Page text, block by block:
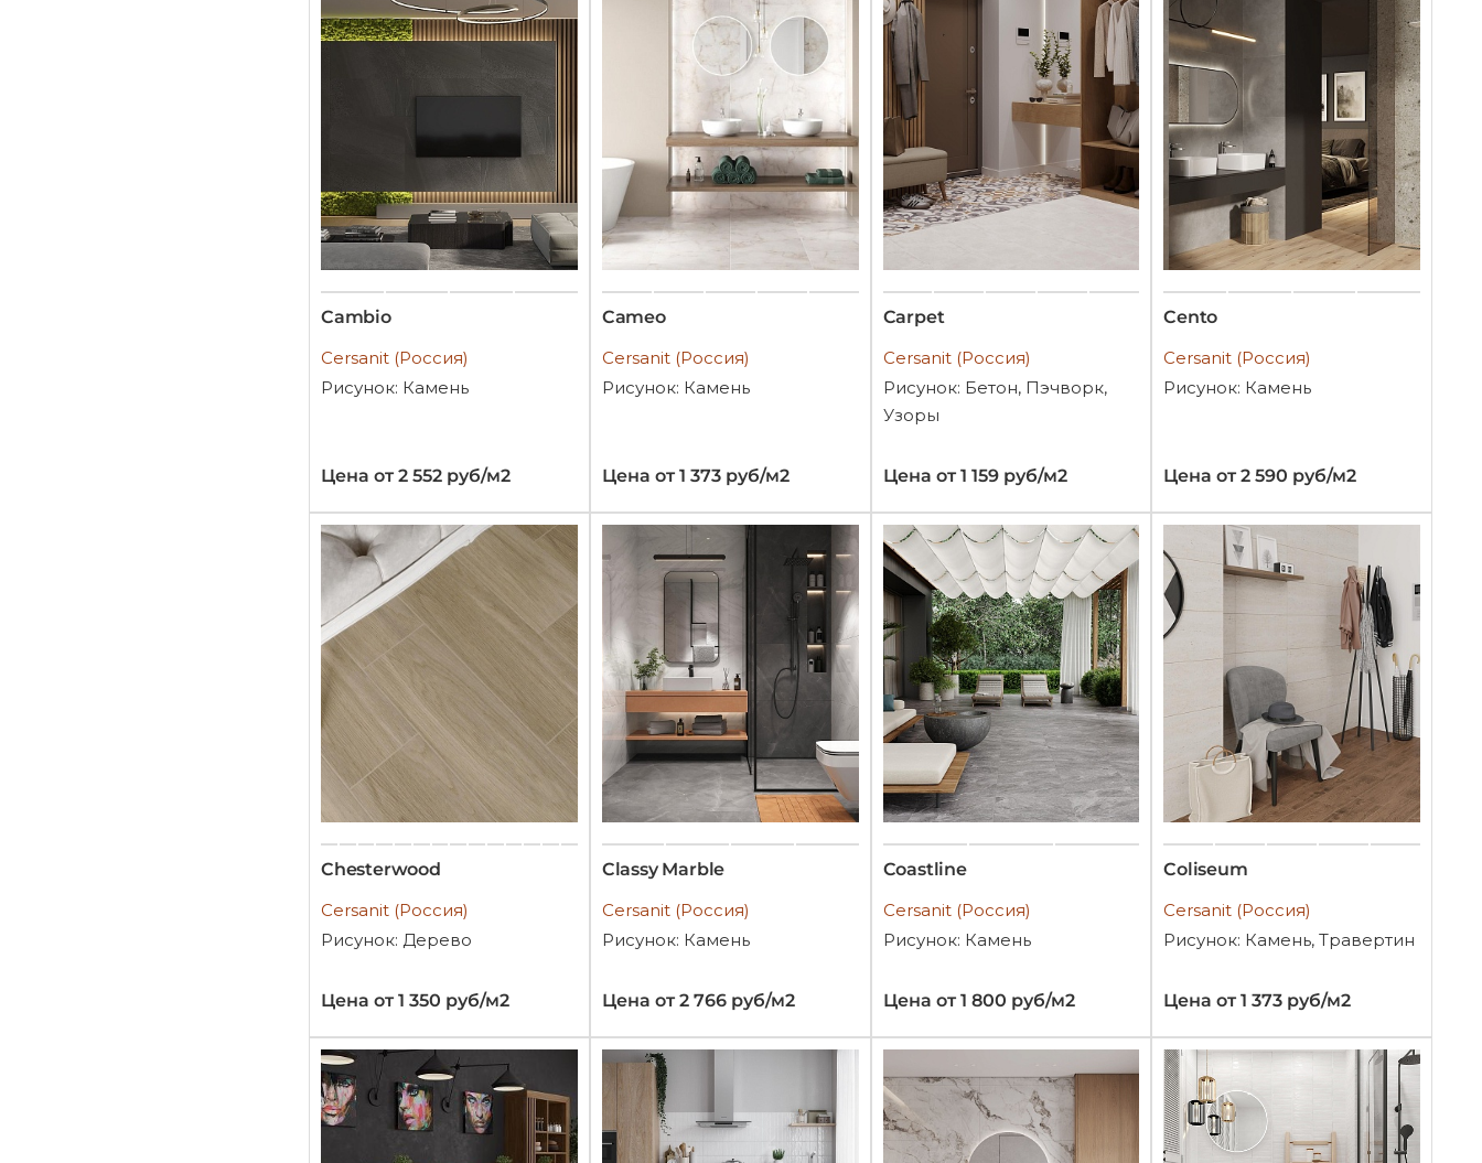
Cambio
Cersanit (Россия)
Рисунок: Камень
Цена от 2 552 руб/м2
Cameo
Cersanit (Россия)
Рисунок: Камень
Цена от 1 373 руб/м2
Carpet
Cersanit (Россия)
Рисунок: Бетон, Пэчворк,
Узоры
Цена от 1 159 руб/м2
Cento
Cersanit (Россия)
Рисунок: Камень
Цена от 2 590 руб/м2
Chesterwood
Cersanit (Россия)
Рисунок: Дерево
Цена от 1 350 руб/м2
Classy Marble
Cersanit (Россия)
Рисунок: Камень
Цена от 2 766 руб/м2
Coastline
Cersanit (Россия)
Рисунок: Камень
Цена от 1 800 руб/м2
Coliseum
Cersanit (Россия)
Рисунок: Камень, Травертин
Цена от 1 373 руб/м2